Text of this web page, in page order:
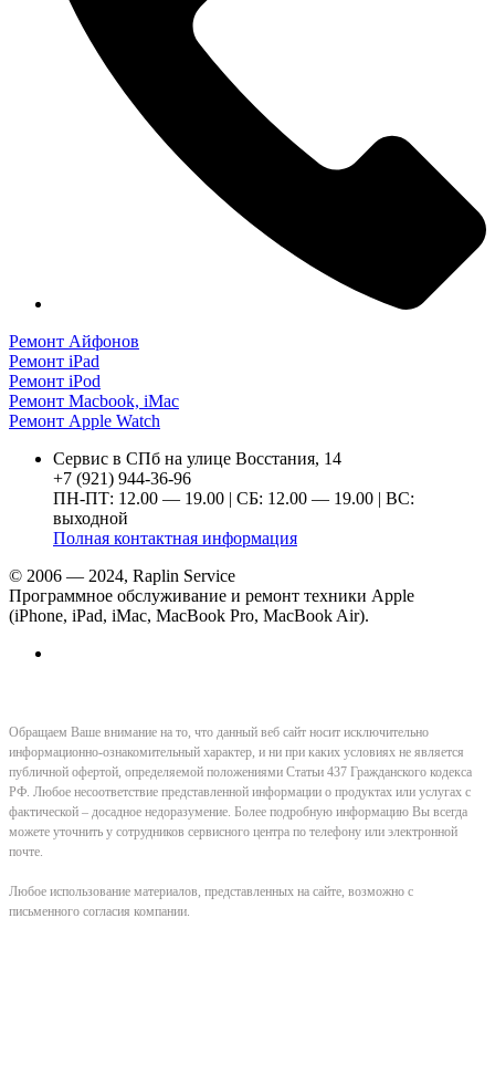
Ремонт Айфонов
Ремонт iPad
Ремонт iPod
Ремонт Macbook, iMac
Ремонт Apple Watch
Сервис в СПб на улице Восстания, 14
+7 (921) 944-36-96
ПН-ПТ: 12.00 — 19.00 | СБ: 12.00 — 19.00 | ВС:
выходной
Полная контактная информация
© 2006 — 2024, Raplin Service
Программное обслуживание и ремонт техники Apple
(iPhone, iPad, iMac, MacBook Pro, MacBook Air).
Обращаем Ваше внимание на то, что данный веб сайт носит исключительно
информационно-ознакомительный характер, и ни при каких условиях не является
публичной офертой, определяемой положениями Статьи 437 Гражданского кодекса
РФ. Любое несоответствие представленной информации о продуктах или услугах с
фактической – досадное недоразумение. Более подробную информацию Вы всегда
можете уточнить у сотрудников сервисного центра по телефону или электронной
почте.
Любое использование материалов, представленных на сайте, возможно с
письменного согласия компании.